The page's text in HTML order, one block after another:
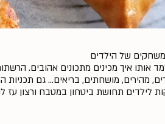
של הילדים
אותו איך מכינים מתכונים אהובים.
מהירים, מושחתים, בריאים... גם תכניות
לילדים תחושת ביטחון במטבח ורצון עז